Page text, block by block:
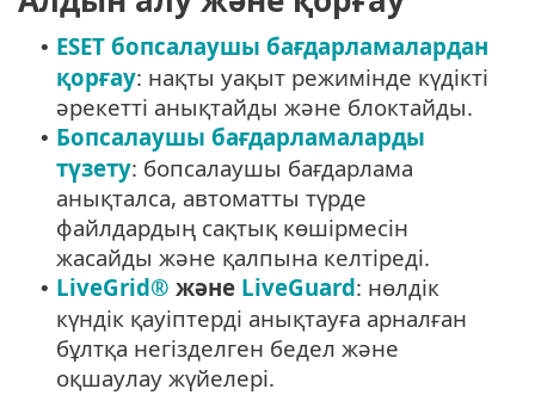
• ESET бопсалаушы бағдарламалардан
қорғау: нақты уақыт режимінде күдікті
әрекетті анықтайды және блоктайды.
• Бопсалаушы бағдарламаларды
түзету: бопсалаушы бағдарлама
анықталса, автоматты түрде
файлдардың сақтық көшірмесін
жасайды және қалпына келтіреді.
• LiveGrid® және LiveGuard: нөлдік
күндік қауіптерді анықтауға арналған
бұлтқа негізделген бедел және
оқшаулау жүйелері.